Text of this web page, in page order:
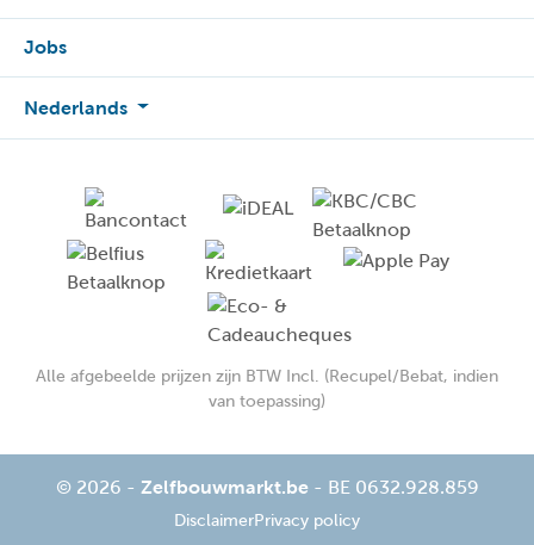
Jobs
Nederlands
Alle afgebeelde prijzen zijn BTW Incl. (Recupel/Bebat, indien
van toepassing)
© 2026 - Zelfbouwmarkt.be- BE 0632.928.859
DisclaimerPrivacy policy